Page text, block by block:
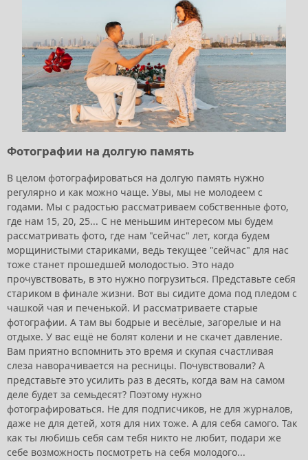
Фотографии на долгую память
В целом фотографироваться на долгую память нужно
регулярно и как можно чаще. Увы, мы не молодеем с
годами. Мы с радостью рассматриваем собственные фото,
где нам 15, 20, 25... С не меньшим интересом мы будем
рассматривать фото, где нам "сейчас" лет, когда будем
морщинистыми стариками, ведь текущее "сейчас" для нас
тоже станет прошедшей молодостью. Это надо
прочувствовать, в это нужно погрузиться. Представьте себя
стариком в финале жизни. Вот вы сидите дома под пледом с
чашкой чая и печенькой. И рассматриваете старые
фотографии. А там вы бодрые и весёлые, загорелые и на
отдыхе. У вас ещё не болят колени и не скачет давление.
Вам приятно вспомнить это время и скупая счастливая
слеза наворачивается на ресницы. Почувствовали? А
представьте это усилить раз в десять, когда вам на самом
деле будет за семьдесят? Поэтому нужно
фотографироваться. Не для подписчиков, не для журналов,
даже не для детей, хотя для них тоже. А для себя самого. Так
как ты любишь себя сам тебя никто не любит, подари же
себе возможность посмотреть на себя молодого...